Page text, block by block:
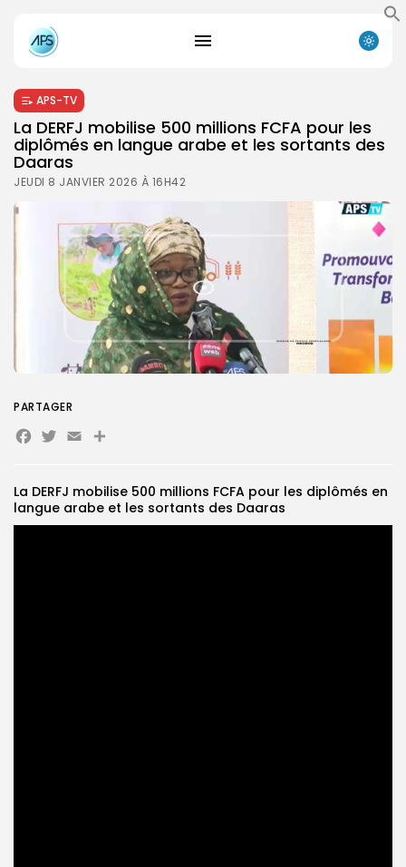
FR
APS-TV
La DERFJ mobilise 500 millions FCFA pour les
diplômés en langue arabe et les sortants des
Daaras
JEUDI 8 JANVIER 2026 À 16H42
La DERFJ mobilise 500 millions FCFA pour les diplômés en
langue arabe et les sortants des Daaras
PARTAGER
Facebook
Twitter
EmailPartager